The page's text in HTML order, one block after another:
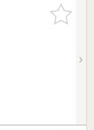
お気に入
りに追加